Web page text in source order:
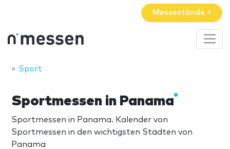
Messestände »
Sport
Sportmessen in Panama
Sportmessen in Panama. Kalender von
Sportmessen in den wichtigsten Städten von
Panama